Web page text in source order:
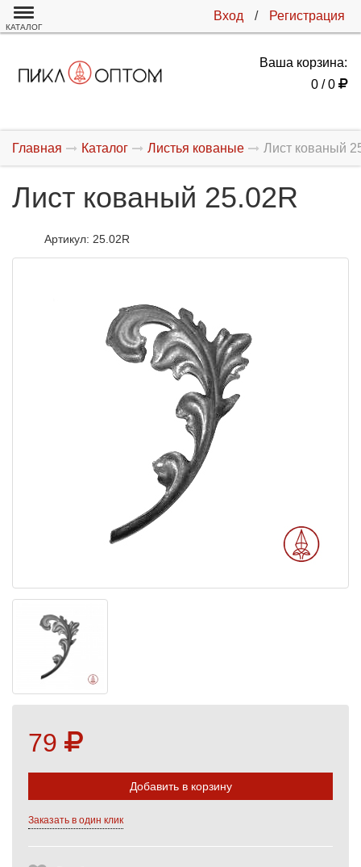
Вход / Регистрация
КАТАЛОГ
Ваша корзина:
0 / 0
Главная Каталог Листья кованые Лист кованый
Лист кованый 25.02R
Артикул: 25.02R
79
Выберите количество:
Добавить в корзину
Заказать в один клик